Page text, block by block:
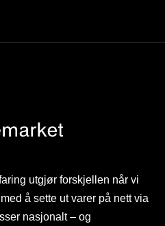
utgjør forskjellen når vi
å sette ut varer på nett via
nasjonalt – og